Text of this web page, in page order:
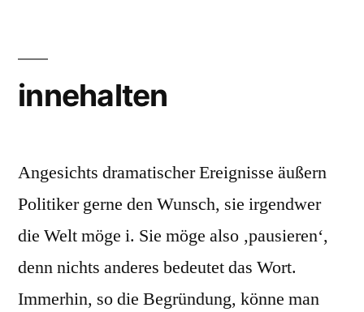
innehalten
Angesichts dramatischer Ereignisse äußern
Politiker gerne den Wunsch, sie irgendwer
die Welt möge i. Sie möge also ‚pausieren‘,
denn nichts anderes bedeutet das Wort.
Immerhin, so die Begründung, könne man